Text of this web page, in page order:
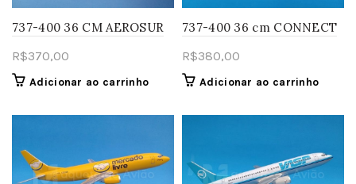
737-400 36 CM AEROSUR
R$370,00
Adicionar ao carrinho
737-400 36 cm CONNECT
R$380,00
Adicionar ao carrinho